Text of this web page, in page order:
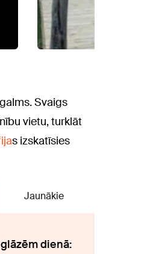
Svaigs
vietu, turklāt
s izskatīsies
Jaunākie
dienā: